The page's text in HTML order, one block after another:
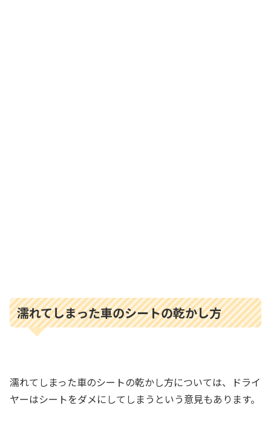
濡れてしまった車のシートの乾かし方
濡れてしまった車のシートの乾かし方については、ドライ
ヤーはシートをダメにしてしまうという意見もあります。